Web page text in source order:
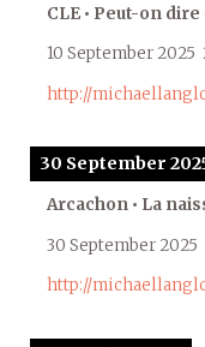
CLE • Peut-on
10 September 2025
http://
30 September
Arcachon • La
30 September 2025
http://